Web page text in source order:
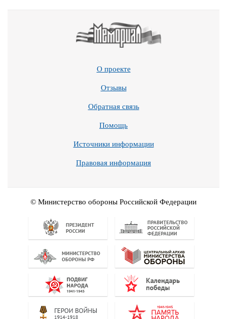
О проекте
Отзывы
Обратная связь
Помощь
Источники информации
Правовая информация
© Министерство обороны Российской Федерации